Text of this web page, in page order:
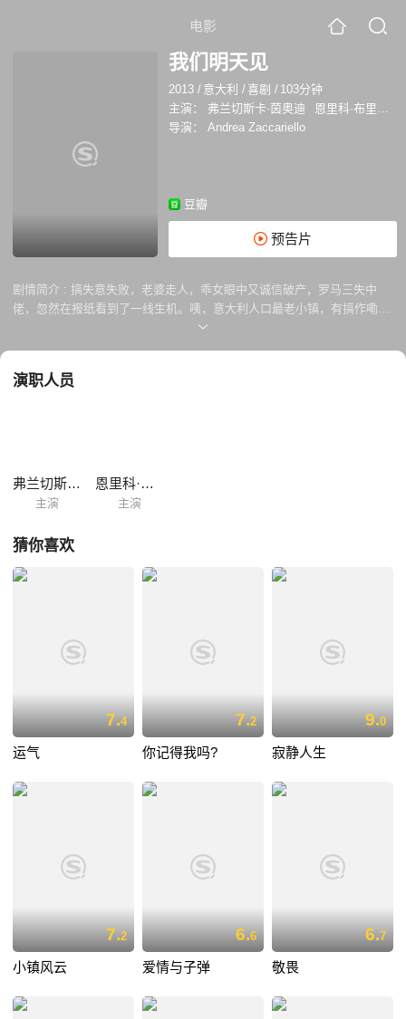
电影
我们明天见
2013 / 意大利 /喜剧 / 103分钟
主演：
弗兰切斯卡·茵奥迪
恩里科·布里尼亚诺
导演：
Andrea Zaccariello
豆瓣
预告片
剧情简介 : 搞失意失败，老婆走人，乖女眼中又诚信破产，罗马三失中
佬，忽然在报纸看到了一线生机。咦，意大利人口最老小镇，有搞作嘞。
搞什么作？开棺材铺。中佬向大鳄借钱，杀入西西里老人镇。谁知打开门
归西，连马都叫苏格拉底，就知这里有景轰！原来钱有眼的，好人才有好
演职人员
弗兰切斯卡·茵奥迪
主演
恩里科·布里尼亚诺
主演
猜你喜欢
7.4
运气
7.2
你记得我吗?
9.0
寂静人生
7.2
小镇风云
6.6
爱情与子弹
6.7
敬畏